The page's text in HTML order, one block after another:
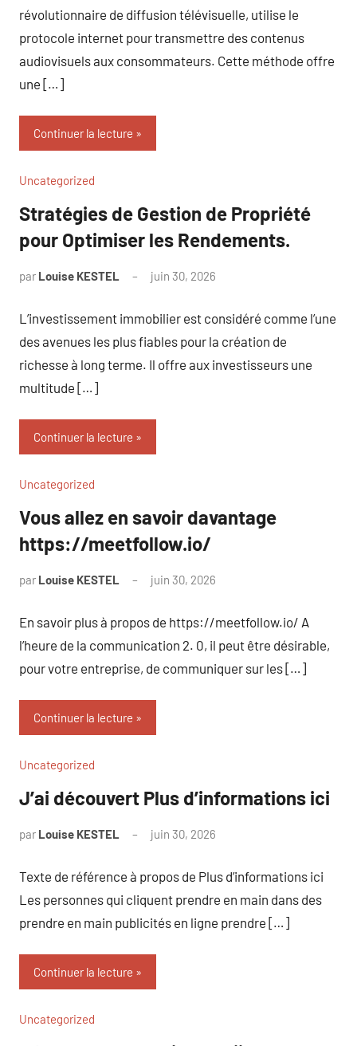
révolutionnaire de diffusion télévisuelle, utilise le
protocole internet pour transmettre des contenus
audiovisuels aux consommateurs. Cette méthode offre
une […]
Continuer la lecture
Uncategorized
Stratégies de Gestion de Propriété
pour Optimiser les Rendements.
par Louise KESTEL juin 30, 2026
L’investissement immobilier est considéré comme l’une
des avenues les plus fiables pour la création de
richesse à long terme. Il offre aux investisseurs une
multitude […]
Continuer la lecture
Uncategorized
Vous allez en savoir davantage
https://meetfollow.io/
par Louise KESTEL juin 30, 2026
En savoir plus à propos de https://meetfollow.io/ A
l’heure de la communication 2. 0, il peut être désirable,
pour votre entreprise, de communiquer sur les […]
Continuer la lecture
Uncategorized
J’ai découvert Plus d’informations ici
par Louise KESTEL juin 30, 2026
Texte de référence à propos de Plus d’informations ici
Les personnes qui cliquent prendre en main dans des
prendre en main publicités en ligne prendre […]
Continuer la lecture
Uncategorized